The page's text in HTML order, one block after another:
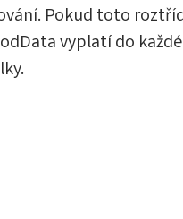
Pokud toto
vyplatí do